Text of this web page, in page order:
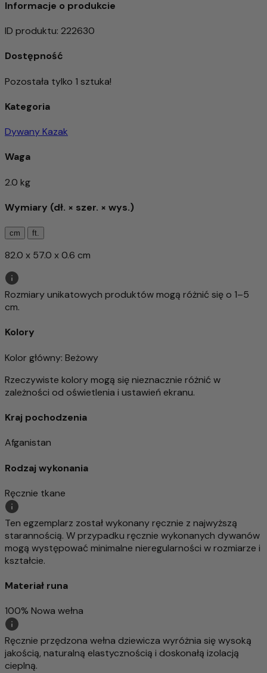
Informacje o produkcie
ID produktu: 222630
Dostępność
Pozostała tylko 1 sztuka!
Kategoria
Dywany Kazak
Waga
2.0 kg
Wymiary (dł. × szer. × wys.)
cm ft.
82.0 x 57.0 x 0.6 cm
Rozmiary unikatowych produktów mogą różnić się o 1–5
cm.
Kolory
Kolor główny: Beżowy
Rzeczywiste kolory mogą się nieznacznie różnić w
zależności od oświetlenia i ustawień ekranu.
Kraj pochodzenia
Afganistan
Rodzaj wykonania
Ręcznie tkane
Ten egzemplarz został wykonany ręcznie z najwyższą
starannością. W przypadku ręcznie wykonanych dywanów
mogą występować minimalne nieregularności w rozmiarze i
kształcie.
Materiał runa
100% Nowa wełna
Ręcznie przędzona wełna dziewicza wyróżnia się wysoką
jakością, naturalną elastycznością i doskonałą izolacją
cieplną.